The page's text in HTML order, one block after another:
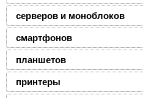
серверов и моноблоков
смартфонов
планшетов
принтеры